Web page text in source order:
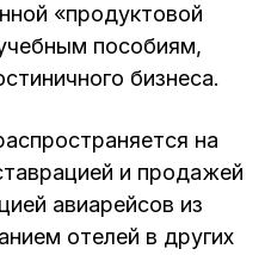
«продуктовой
пособиям,
бизнеса.
на
и продажей
авиарейсов из
отелей в других